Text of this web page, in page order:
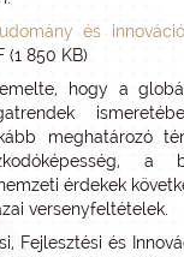
és
(1 850 KB)
hogy a
meghatározó
a
érdekek
versenyfeltételek.
Fejlesztési és